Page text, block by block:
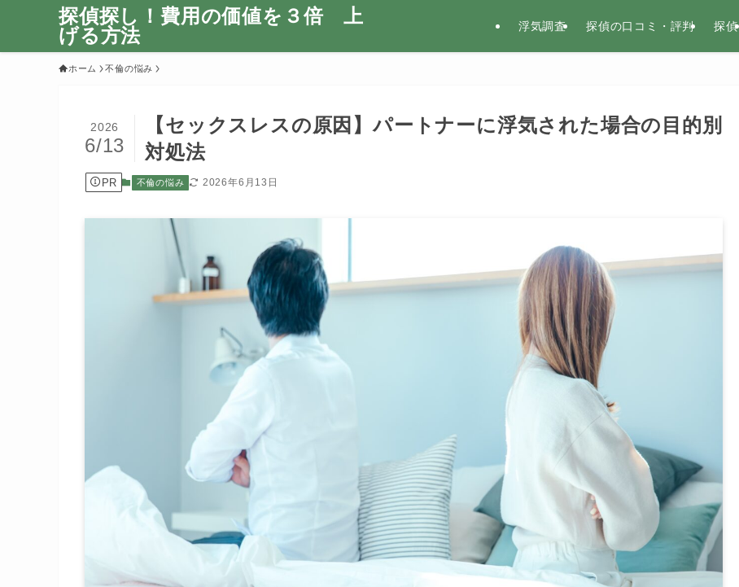
探偵探し！費用の価値を３倍 上
げる方法
浮気調査 探偵の口コミ・評判 探偵
ホーム 不倫の悩み
【セックスレスの原因】パートナーに浮気された場合の目的別
対処法
2026
6/13
PR 不倫の悩み 2026年6月13日